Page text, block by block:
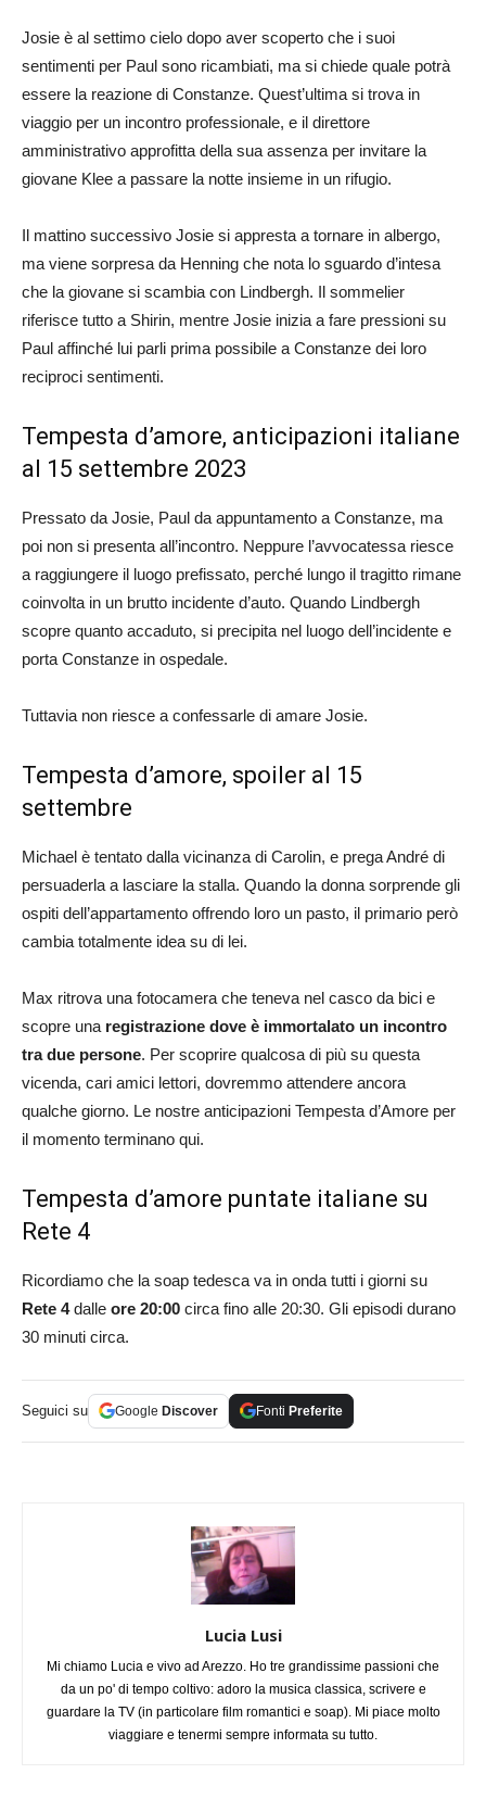
Josie è al settimo cielo dopo aver scoperto che i suoi
sentimenti per Paul sono ricambiati, ma si chiede quale potrà
essere la reazione di Constanze. Quest’ultima si trova in
viaggio per un incontro professionale, e il direttore
amministrativo approfitta della sua assenza per invitare la
giovane Klee a passare la notte insieme in un rifugio.
Il mattino successivo Josie si appresta a tornare in albergo,
ma viene sorpresa da Henning che nota lo sguardo d’intesa
che la giovane si scambia con Lindbergh. Il sommelier
riferisce tutto a Shirin, mentre Josie inizia a fare pressioni su
Paul affinché lui parli prima possibile a Constanze dei loro
reciproci sentimenti.
Tempesta d’amore, anticipazioni italiane
al 15 settembre 2023
Pressato da Josie, Paul da appuntamento a Constanze, ma
poi non si presenta all’incontro. Neppure l’avvocatessa riesce
a raggiungere il luogo prefissato, perché lungo il tragitto rimane
coinvolta in un brutto incidente d’auto. Quando Lindbergh
scopre quanto accaduto, si precipita nel luogo dell’incidente e
porta Constanze in ospedale.
Tuttavia non riesce a confessarle di amare Josie.
Tempesta d’amore, spoiler al 15
settembre
Michael è tentato dalla vicinanza di Carolin, e prega André di
persuaderla a lasciare la stalla. Quando la donna sorprende gli
ospiti dell’appartamento offrendo loro un pasto, il primario però
cambia totalmente idea su di lei.
Max ritrova una fotocamera che teneva nel casco da bici e
scopre una registrazione dove è immortalato un incontro
tra due persone. Per scoprire qualcosa di più su questa
vicenda, cari amici lettori, dovremmo attendere ancora
qualche giorno. Le nostre anticipazioni Tempesta d’Amore per
il momento terminano qui.
Tempesta d’amore puntate italiane su
Rete 4
Ricordiamo che la soap tedesca va in onda tutti i giorni su
Rete 4dalle ore 20:00 circa fino alle 20:30. Gli episodi durano
30 minuti circa.
Seguici su Google Discover Fonti Preferite
Lucia Lusi
Mi chiamo Lucia e vivo ad Arezzo. Ho tre grandissime passioni che
da un po' di tempo coltivo: adoro la musica classica, scrivere e
guardare la TV (in particolare film romantici e soap). Mi piace molto
viaggiare e tenermi sempre informata su tutto.